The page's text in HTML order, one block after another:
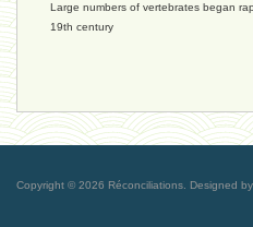
externalité - 29 septembre
génocide - 9 septembre 2023 *
Large numbers of vertebrates began
19th century
Copyright © 2026 Réconciliations. Designed by